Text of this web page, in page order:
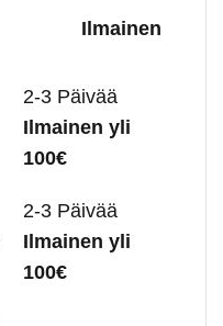
Ilmainen
2-3 Päivää
Ilmainen yli
100€
2-3 Päivää
Ilmainen yli
100€